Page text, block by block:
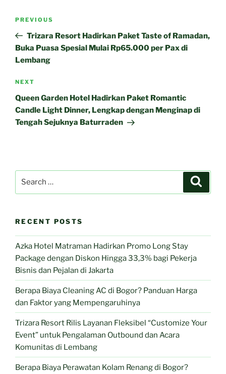
Previous
Post
PREVIOUS
Trizara Resort Hadirkan Paket Taste of Ramadan,
Buka Puasa Spesial Mulai Rp65.000 per Pax di
Lembang
Next
Post
NEXT
Queen Garden Hotel Hadirkan Paket Romantic
Candle Light Dinner, Lengkap dengan Menginap di
Tengah Sejuknya Baturraden
RECENT POSTS
Azka Hotel Matraman Hadirkan Promo Long Stay
Package dengan Diskon Hingga 33,3% bagi Pekerja
Bisnis dan Pejalan di Jakarta
Berapa Biaya Cleaning AC di Bogor? Panduan Harga
dan Faktor yang Mempengaruhinya
Trizara Resort Rilis Layanan Fleksibel “Customize Your
Event” untuk Pengalaman Outbound dan Acara
Komunitas di Lembang
Berapa Biaya Perawatan Kolam Renang di Bogor?